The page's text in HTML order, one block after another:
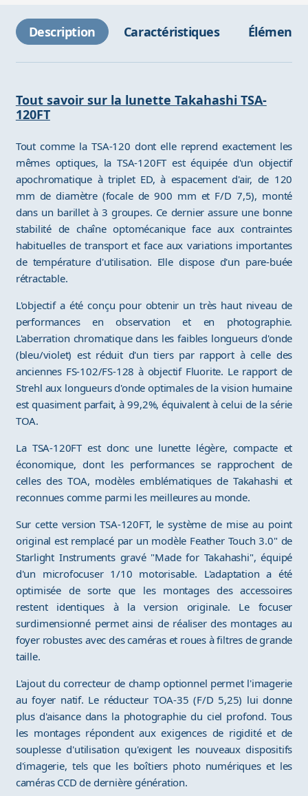
Description Caractéristiques Éléments
Tout savoir sur la lunette Takahashi TSA-
120FT
Tout comme la TSA-120 dont elle reprend exactement les
mêmes optiques, la TSA-120FT est équipée d'un objectif
apochromatique à triplet ED, à espacement d'air, de 120
mm de diamètre (focale de 900 mm et F/D 7,5), monté
dans un barillet à 3 groupes. Ce dernier assure une bonne
stabilité de chaîne optomécanique face aux contraintes
habituelles de transport et face aux variations importantes
de température d'utilisation. Elle dispose d'un pare-buée
rétractable.
L'objectif a été conçu pour obtenir un très haut niveau de
performances en observation et en photographie.
L'aberration chromatique dans les faibles longueurs d'onde
(bleu/violet) est réduit d'un tiers par rapport à celle des
anciennes FS-102/FS-128 à objectif Fluorite. Le rapport de
Strehl aux longueurs d'onde optimales de la vision humaine
est quasiment parfait, à 99,2%, équivalent à celui de la série
TOA.
La TSA-120FT est donc une lunette légère, compacte et
économique, dont les performances se rapprochent de
celles des TOA, modèles emblématiques de Takahashi et
reconnues comme parmi les meilleures au monde.
Sur cette version TSA-120FT, le système de mise au point
original est remplacé par un modèle Feather Touch 3.0" de
Starlight Instruments gravé "Made for Takahashi", équipé
d'un microfocuser 1/10 motorisable. L'adaptation a été
optimisée de sorte que les montages des accessoires
restent identiques à la version originale. Le focuser
surdimensionné permet ainsi de réaliser des montages au
foyer robustes avec des caméras et roues à filtres de grande
taille.
L'ajout du correcteur de champ optionnel permet l'imagerie
au foyer natif. Le réducteur TOA-35 (F/D 5,25) lui donne
plus d'aisance dans la photographie du ciel profond. Tous
les montages répondent aux exigences de rigidité et de
souplesse d'utilisation qu'exigent les nouveaux dispositifs
d'imagerie, tels que les boîtiers photo numériques et les
caméras CCD de dernière génération.